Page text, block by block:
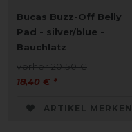
Bucas Buzz-Off Belly
Pad - silver/blue -
Bauchlatz
vorher 20,50 €
18,40 € *
ARTIKEL MERKEN